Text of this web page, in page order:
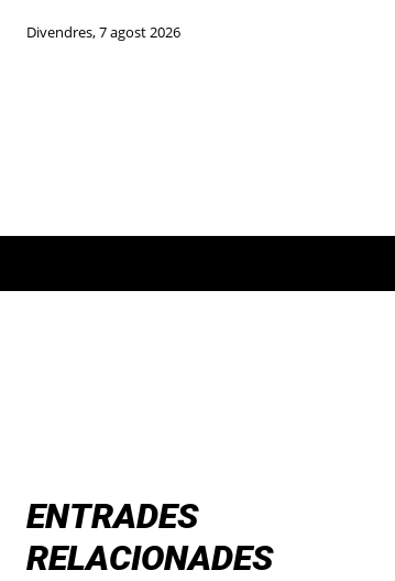
Divendres, 7 agost 2026
ENTRADES
RELACIONADES